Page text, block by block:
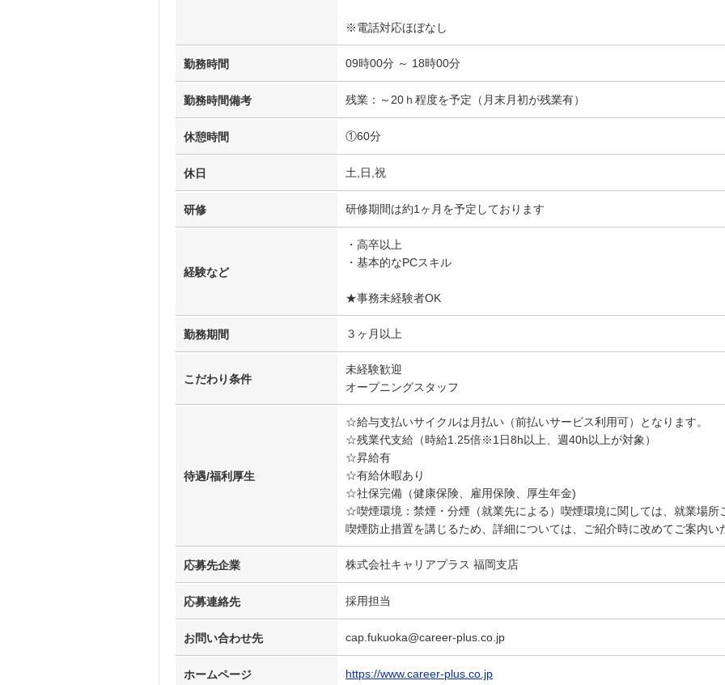
※電話対応ほぼなし
勤務時間 09時00分 ～ 18時00分
勤務時間備考 残業：～20ｈ程度を予定（月末月初が残業有）
休憩時間 ①60分
休日 土,日,祝
研修 研修期間は約1ヶ月を予定しております
経験など
・高卒以上
・基本的なPCスキル
★事務未経験者OK
勤務期間 ３ヶ月以上
こだわり条件
未経験歓迎
オープニングスタッフ
待遇/福利厚生
☆給与支払いサイクルは月払い（前払いサービス利用可）となります。
☆残業代支給（時給1.25倍※1日8h以上、週40h以上が対象）
☆昇給有
☆有給休暇あり
☆社保完備（健康保険、雇用保険、厚生年金)
☆喫煙環境：禁煙・分煙（就業先による）喫煙環境に関しては、就業場所
喫煙防止措置を講じるため、詳細については、ご紹介時に改めてご案内い
応募先企業 株式会社キャリアプラス 福岡支店
応募連絡先 採用担当
お問い合わせ先 cap.fukuoka@career-plus.co.jp
ホームページ https://www.career-plus.co.jp